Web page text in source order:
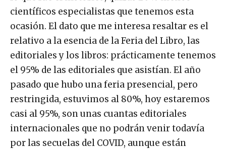
científicos especialistas que tenemos esta
ocasión. El dato que me interesa resaltar es el
relativo a la esencia de la Feria del Libro, las
editoriales y los libros: prácticamente tenemos
el 95% de las editoriales que asistían. El año
pasado que hubo una feria presencial, pero
restringida, estuvimos al 80%, hoy estaremos
casi al 95%, son unas cuantas editoriales
internacionales que no podrán venir todavía
por las secuelas del COVID, aunque están